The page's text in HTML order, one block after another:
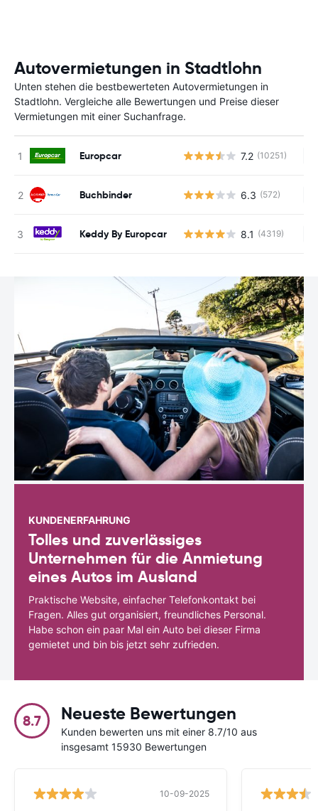
Autovermietungen in Stadtlohn
Unten stehen die bestbewerteten Autovermietungen in
Stadtlohn. Vergleiche alle Bewertungen und Preise dieser
Vermietungen mit einer Suchanfrage.
Europcar 7.2 (10251)
Buchbinder 6.3 (572)
Keddy By Europcar 8.1 (4319)
KUNDENERFAHRUNG
Tolles und zuverlässiges
Unternehmen für die Anmietung
eines Autos im Ausland
Praktische Website, einfacher Telefonkontakt bei
Fragen. Alles gut organisiert, freundliches Personal.
Habe schon ein paar Mal ein Auto bei dieser Firma
gemietet und bin bis jetzt sehr zufrieden.
8.7 Neueste Bewertungen
Kunden bewerten uns mit einer 8.7/10 aus
insgesamt 15930 Bewertungen
10-09-2025